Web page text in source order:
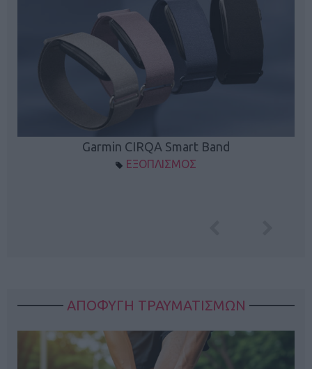
Garmin CIRQA Smart Band
ΕΞΟΠΛΙΣΜΟΣ
ΑΠΟΦΥΓΗ ΤΡΑΥΜΑΤΙΣΜΩΝ